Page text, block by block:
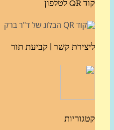
קשר | קביעת תור